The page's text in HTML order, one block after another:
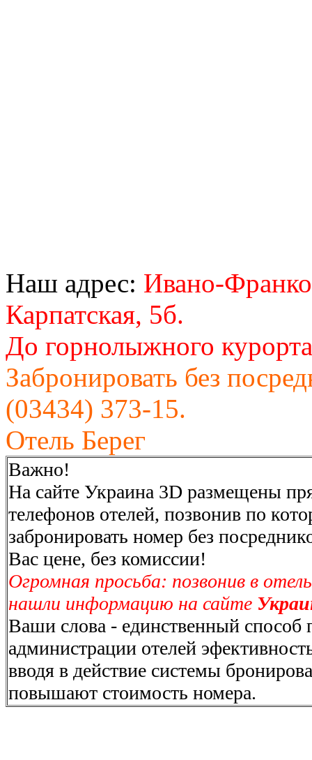
Наш адрес: Ивано-
Карпатская, 5б.
До горнолыжного
Забронировать без
(03434) 373-15.
Отель Берег
Важно!
На сайте Украина 3D размещены
телефонов отелей, позвонив по
забронировать номер без
Вас цене, без комиссии!
Огромная просьба: позвонив в
нашли информацию на сайте
Ваши слова - единственный способ
администрации отелей
вводя в действие системы
повышают стоимость номера.